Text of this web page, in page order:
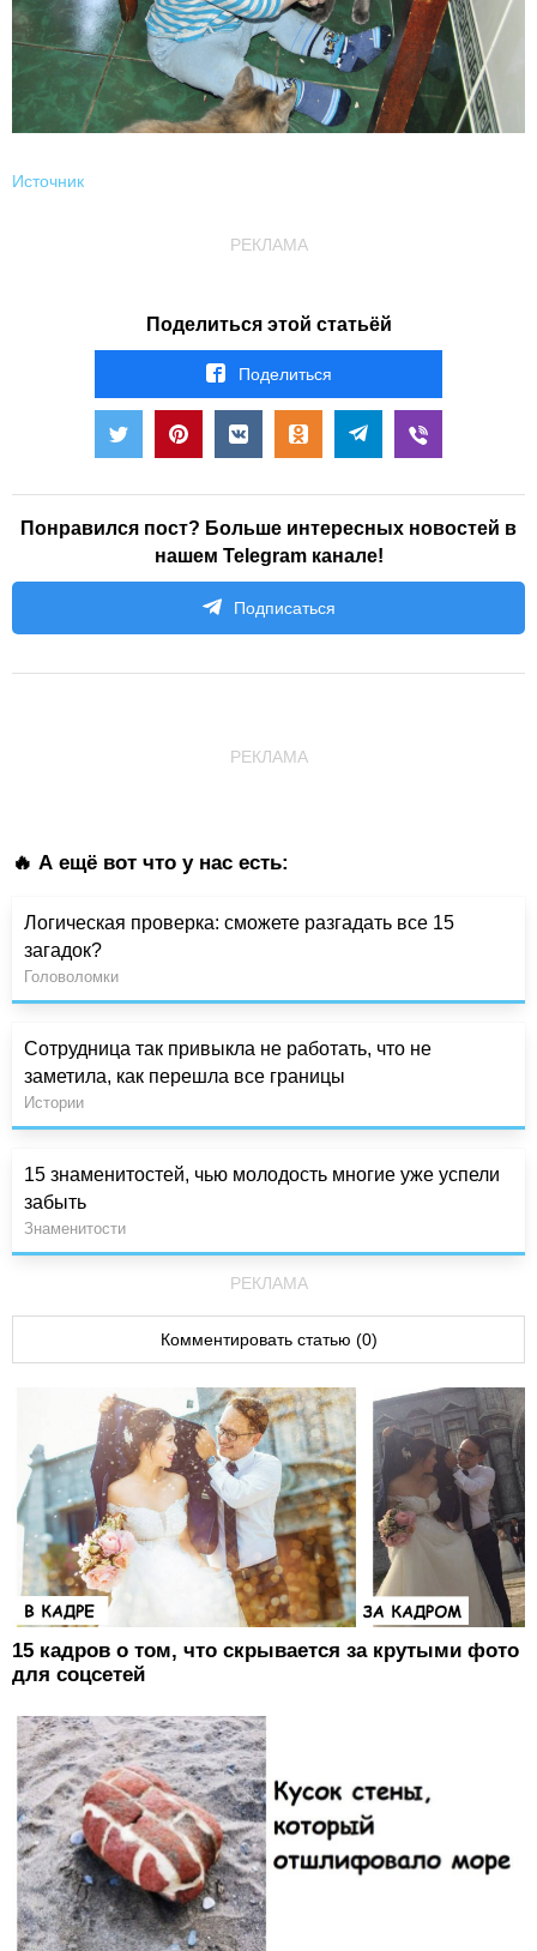
Источник
РЕКЛАМА
Поделиться этой статьёй
Поделиться
Понравился пост? Больше интересных новостей в
нашем Telegram канале!
Подписаться
РЕКЛАМА
🔥 А ещё вот что у нас есть:
Логическая проверка: сможете разгадать все 15
загадок?
Головоломки
Сотрудница так привыкла не работать, что не
заметила, как перешла все границы
Истории
15 знаменитостей, чью молодость многие уже успели
забыть
Знаменитости
РЕКЛАМА
Комментировать статью (0)
15 кадров о том, что скрывается за крутыми фото
для соцсетей